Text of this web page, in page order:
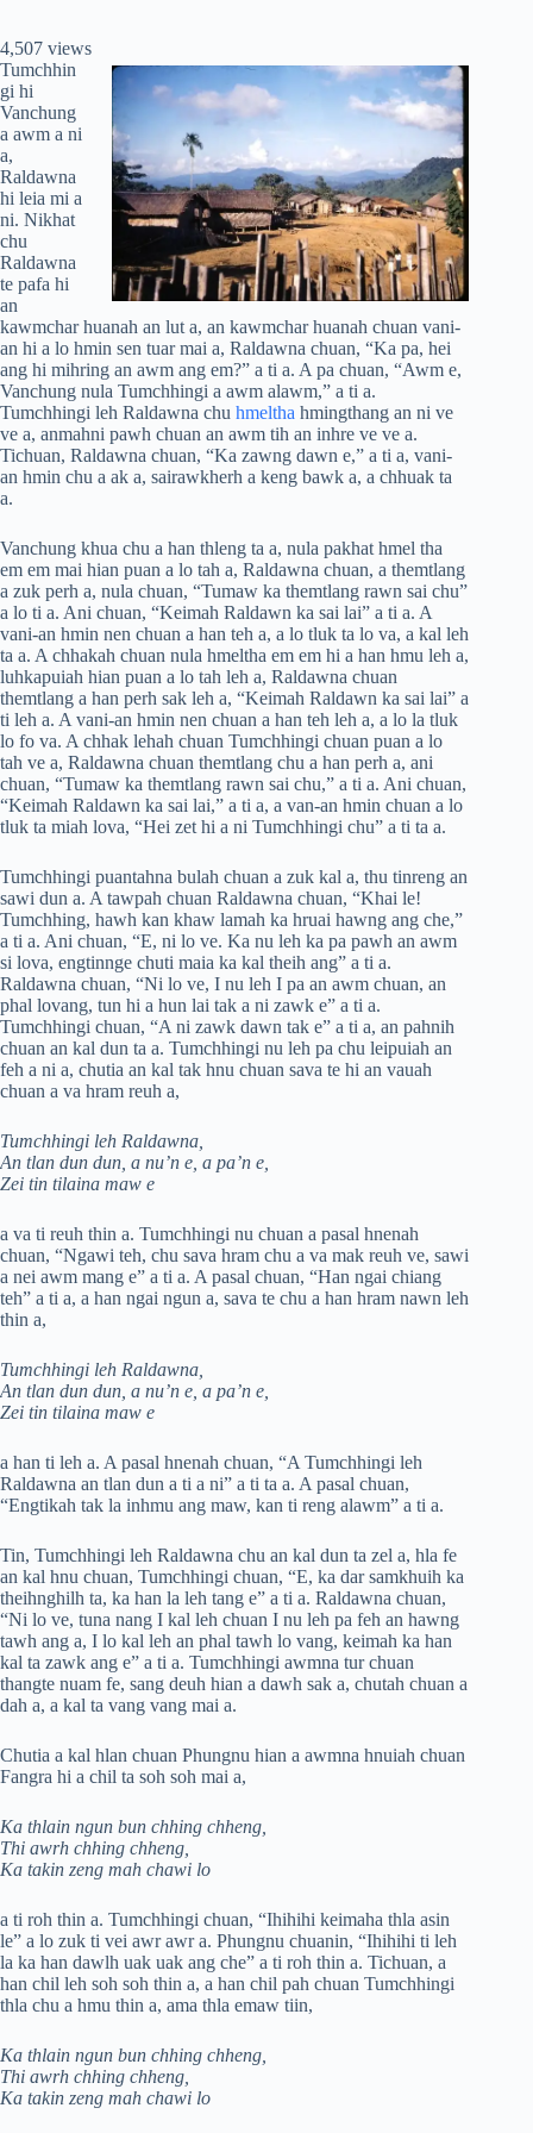
4,507 views
Tumchhin
gi hi
Vanchung
a awm a ni
a,
Raldawna
hi leia mi a
ni. Nikhat
chu
Raldawna
te pafa hi
an
kawmchar huanah an lut a, an kawmchar huanah chuan vani-
an hi a lo hmin sen tuar mai a, Raldawna chuan, “Ka pa, hei
ang hi mihring an awm ang em?” a ti a. A pa chuan, “Awm e,
Vanchung nula Tumchhingi a awm alawm,” a ti a.
Tumchhingi leh Raldawna chu hmeltha hmingthang an ni ve
ve a, anmahni pawh chuan an awm tih an inhre ve ve a.
Tichuan, Raldawna chuan, “Ka zawng dawn e,” a ti a, vani-
an hmin chu a ak a, sairawkherh a keng bawk a, a chhuak ta
a.
Vanchung khua chu a han thleng ta a, nula pakhat hmel tha
em em mai hian puan a lo tah a, Raldawna chuan, a themtlang
a zuk perh a, nula chuan, “Tumaw ka themtlang rawn sai chu”
a lo ti a. Ani chuan, “Keimah Raldawn ka sai lai” a ti a. A
vani-an hmin nen chuan a han teh a, a lo tluk ta lo va, a kal leh
ta a. A chhakah chuan nula hmeltha em em hi a han hmu leh a,
luhkapuiah hian puan a lo tah leh a, Raldawna chuan
themtlang a han perh sak leh a, “Keimah Raldawn ka sai lai” a
ti leh a. A vani-an hmin nen chuan a han teh leh a, a lo la tluk
lo fo va. A chhak lehah chuan Tumchhingi chuan puan a lo
tah ve a, Raldawna chuan themtlang chu a han perh a, ani
chuan, “Tumaw ka themtlang rawn sai chu,” a ti a. Ani chuan,
“Keimah Raldawn ka sai lai,” a ti a, a van-an hmin chuan a lo
tluk ta miah lova, “Hei zet hi a ni Tumchhingi chu” a ti ta a.
Tumchhingi puantahna bulah chuan a zuk kal a, thu tinreng an
sawi dun a. A tawpah chuan Raldawna chuan, “Khai le!
Tumchhing, hawh kan khaw lamah ka hruai hawng ang che,”
a ti a. Ani chuan, “E, ni lo ve. Ka nu leh ka pa pawh an awm
si lova, engtinnge chuti maia ka kal theih ang” a ti a.
Raldawna chuan, “Ni lo ve, I nu leh I pa an awm chuan, an
phal lovang, tun hi a hun lai tak a ni zawk e” a ti a.
Tumchhingi chuan, “A ni zawk dawn tak e” a ti a, an pahnih
chuan an kal dun ta a. Tumchhingi nu leh pa chu leipuiah an
feh a ni a, chutia an kal tak hnu chuan sava te hi an vauah
chuan a va hram reuh a,
Tumchhingi leh Raldawna,
An tlan dun dun, a nu’n e, a pa’n e,
Zei tin tilaina maw e
a va ti reuh thin a. Tumchhingi nu chuan a pasal hnenah
chuan, “Ngawi teh, chu sava hram chu a va mak reuh ve, sawi
a nei awm mang e” a ti a. A pasal chuan, “Han ngai chiang
teh” a ti a, a han ngai ngun a, sava te chu a han hram nawn leh
thin a,
Tumchhingi leh Raldawna,
An tlan dun dun, a nu’n e, a pa’n e,
Zei tin tilaina maw e
a han ti leh a. A pasal hnenah chuan, “A Tumchhingi leh
Raldawna an tlan dun a ti a ni” a ti ta a. A pasal chuan,
“Engtikah tak la inhmu ang maw, kan ti reng alawm” a ti a.
Tin, Tumchhingi leh Raldawna chu an kal dun ta zel a, hla fe
an kal hnu chuan, Tumchhingi chuan, “E, ka dar samkhuih ka
theihnghilh ta, ka han la leh tang e” a ti a. Raldawna chuan,
“Ni lo ve, tuna nang I kal leh chuan I nu leh pa feh an hawng
tawh ang a, I lo kal leh an phal tawh lo vang, keimah ka han
kal ta zawk ang e” a ti a. Tumchhingi awmna tur chuan
thangte nuam fe, sang deuh hian a dawh sak a, chutah chuan a
dah a, a kal ta vang vang mai a.
Chutia a kal hlan chuan Phungnu hian a awmna hnuiah chuan
Fangra hi a chil ta soh soh mai a,
Ka thlain ngun bun chhing chheng,
Thi awrh chhing chheng,
Ka takin zeng mah chawi lo
a ti roh thin a. Tumchhingi chuan, “Ihihihi keimaha thla asin
le” a lo zuk ti vei awr awr a. Phungnu chuanin, “Ihihihi ti leh
la ka han dawlh uak uak ang che” a ti roh thin a. Tichuan, a
han chil leh soh soh thin a, a han chil pah chuan Tumchhingi
thla chu a hmu thin a, ama thla emaw tiin,
Ka thlain ngun bun chhing chheng,
Thi awrh chhing chheng,
Ka takin zeng mah chawi lo